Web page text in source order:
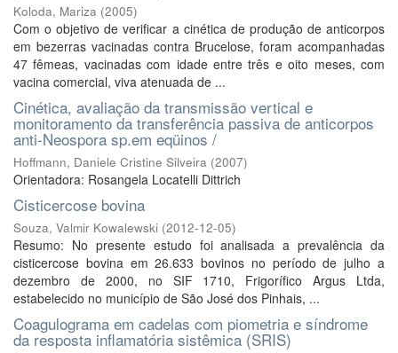
Koloda, Mariza (2005)
Com o objetivo de verificar a cinética de produção de anticorpos
em bezerras vacinadas contra Brucelose, foram acompanhadas
47 fêmeas, vacinadas com idade entre três e oito meses, com
vacina comercial, viva atenuada de ...
Cinética, avaliação da transmissão vertical e
monitoramento da transferência passiva de anticorpos
anti-Neospora sp.em eqüinos /
Hoffmann, Daniele Cristine Silveira (2007)
Orientadora: Rosangela Locatelli Dittrich
Cisticercose bovina
Souza, Valmir Kowalewski (2012-12-05)
Resumo: No presente estudo foi analisada a prevalência da
cisticercose bovina em 26.633 bovinos no período de julho a
dezembro de 2000, no SIF 1710, Frigorífico Argus Ltda,
estabelecido no município de São José dos Pinhais, ...
Coagulograma em cadelas com piometria e síndrome
da resposta inflamatória sistêmica (SRIS)